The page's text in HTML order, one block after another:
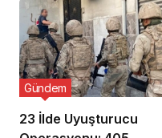
23 İlde Uyuşturucu
Gündem